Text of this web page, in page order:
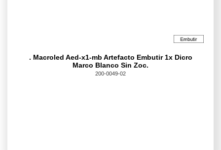
. Macroled Aed-x1-mb Artefacto Embutir 1x Dicro
Marco Blanco Sin Zoc.
200-0049-02